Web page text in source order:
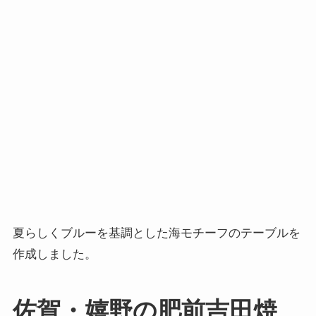
夏らしくブルーを基調とした海モチーフのテーブルを
作成しました。